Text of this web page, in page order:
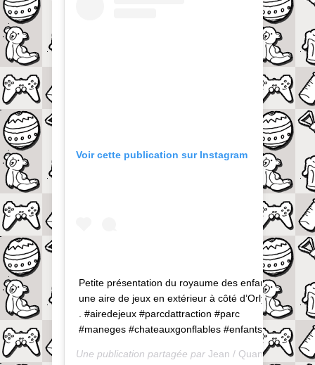
Voir cette publication sur Instagram
Petite présentation du royaume des enfants,
une aire de jeux en extérieur à côté d’Orly. . .
. #airedejeux #parcdattraction #parc
#maneges #chateauxgonflables #enfants
Une publication partagée par Jean / QuandOnEstPapa